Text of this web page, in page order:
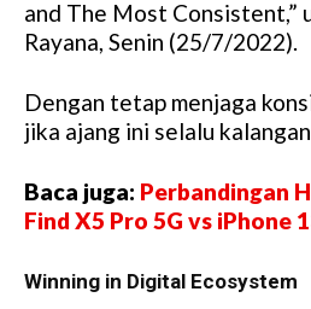
and The Most Consistent,”
Rayana, Senin (25/7/2022).
Dengan tetap menjaga
jika ajang ini selalu
Baca juga: Perbandingan
Find X5 Pro 5G vs iPhone
Winning in Digital Ecosystem